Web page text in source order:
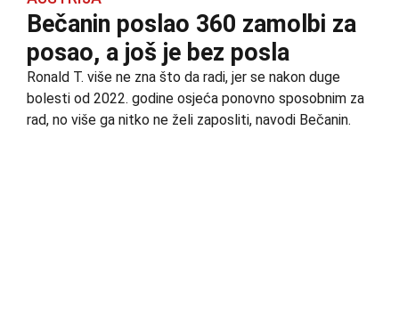
Bečanin poslao 360 zamolbi za
posao, a još je bez posla
Ronald T. više ne zna što da radi, jer se nakon duge
bolesti od 2022. godine osjeća ponovno sposobnim za
rad, no više ga nitko ne želi zaposliti, navodi Bečanin.